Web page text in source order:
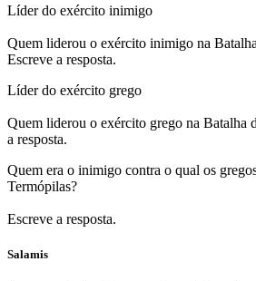
Líder do exército inimigo
Quem liderou o exército inimigo na
Escreve a resposta.
Líder do exército grego
Quem liderou o exército grego na Batalha
a resposta.
Quem era o inimigo contra o qual os
Termópilas?
Escreve a resposta.
Salamis